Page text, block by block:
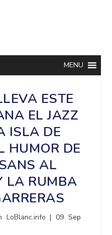
MENU
ESTE
EL JAZZ
ISLA DE
HUMOR DE
AL
LA RUMBA
LoBlanc.info | 09 Sep